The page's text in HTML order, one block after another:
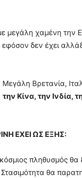
με μεγάλη χαμένη
δεν έχει
Βρετανία,
την Κίνα, την Ινδία,
ΕΧΕΙ ΩΣ ΕΞΗΣ:
πληθυσμός θα
θα